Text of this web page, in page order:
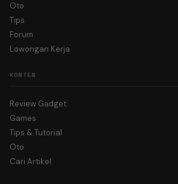
Oto
Tips
Forum
Lowongan Kerja
KONTEN
Review Gadget
Games
Tips & Tutorial
Oto
Cari Artikel